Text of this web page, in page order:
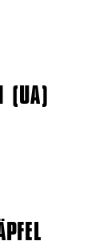
(UA)